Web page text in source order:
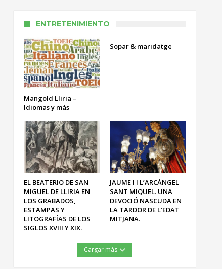
ENTRETENIMIENTO
Mangold Lliria –
Idiomas y más
Sopar & maridatge
EL BEATERIO DE SAN
MIGUEL DE LLIRIA EN
LOS GRABADOS,
ESTAMPAS Y
LITOGRAFÍAS DE LOS
SIGLOS XVIII Y XIX.
JAUME I I L’ARCÀNGEL
SANT MIQUEL. UNA
DEVOCIÓ NASCUDA EN
LA TARDOR DE L’EDAT
MITJANA.
Cargar más